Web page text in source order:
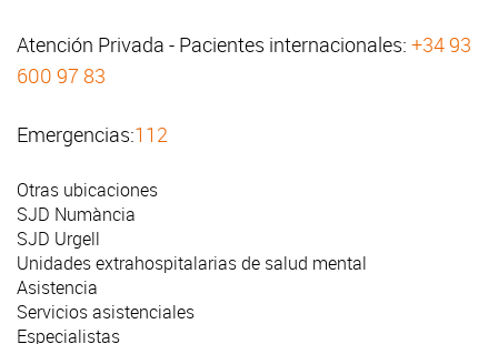
Atención Privada - Pacientes internacionales: +34 93
600 97 83
Emergencias:112
Otras ubicaciones
SJD Numància
SJD Urgell
Unidades extrahospitalarias de salud mental
Asistencia
Servicios asistenciales
Especialistas